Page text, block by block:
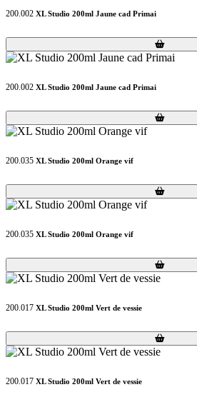
200.002 XL Studio 200ml Jaune cad Primai
Loading...
Loading...
200.002 XL Studio 200ml Jaune cad Primai
Loading...
Loading...
200.035 XL Studio 200ml Orange vif
Loading...
Loading...
200.035 XL Studio 200ml Orange vif
Loading...
Loading...
200.017 XL Studio 200ml Vert de vessie
Loading...
Loading...
200.017 XL Studio 200ml Vert de vessie